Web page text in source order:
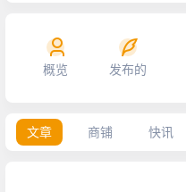
概览 发布的
文章 商铺 快讯